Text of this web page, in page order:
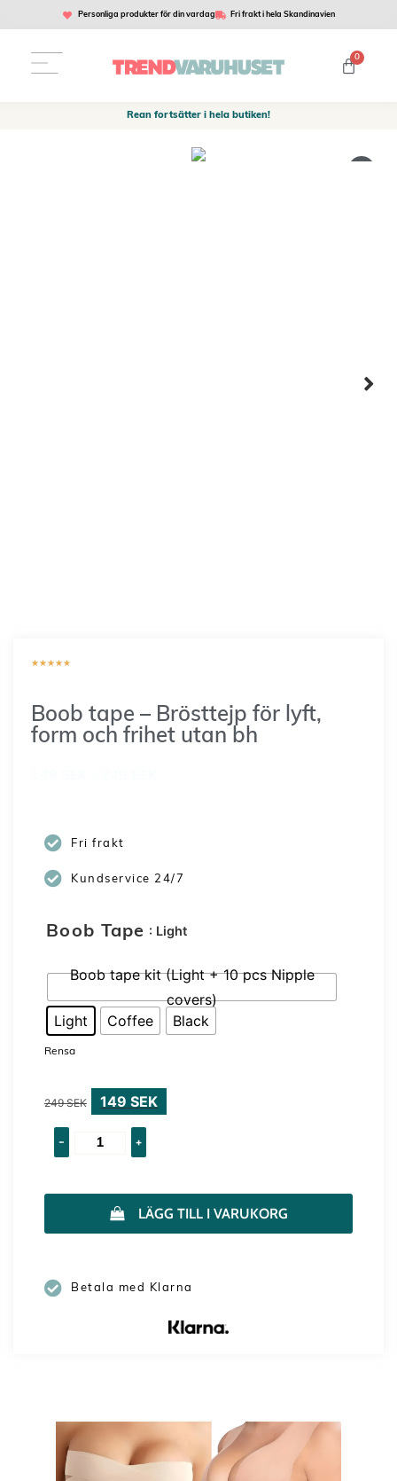
Personliga produkter för din vardag Fri frakt i hela Skandinavien
0
Rean fortsätter i hela butiken!
★★★★★
Boob tape – Brösttejp för lyft,
form och frihet utan bh
Fri frakt
Kundservice 24/7
Boob Tape : Light
Boob tape kit (Light + 10 pcs Nipple
covers)
Light
Coffee Black
Rensa
249SEK 149 SEK
- +
LÄGG TILL I VARUKORG
Betala med Klarna